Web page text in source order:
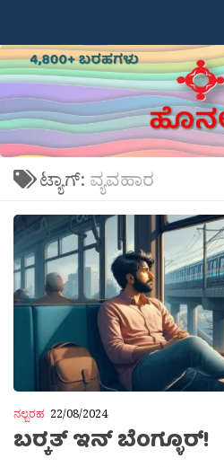
ಟ್ಯಾಗ್: ವ್ಯವಹಾರ
ನಲ್ಬರಹ 22/08/2024
ಬರ‍್ಕತ್ ಇನ್ ಬೆಂಗ್ಳೂರ್!